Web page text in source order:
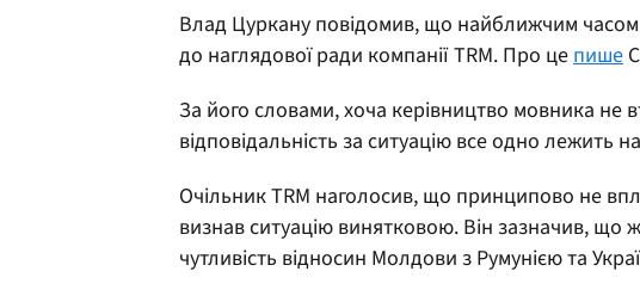
Влад Цуркану повідомив, що найближчим часом
до наглядової ради компанії TRM. Про це пише
За його словами, хоча керівництво мовника не
відповідальність за ситуацію все одно лежить
Очільник TRM наголосив, що принципово не
визнав ситуацію винятковою. Він зазначив, що
чутливість відносин Молдови з Румунією та